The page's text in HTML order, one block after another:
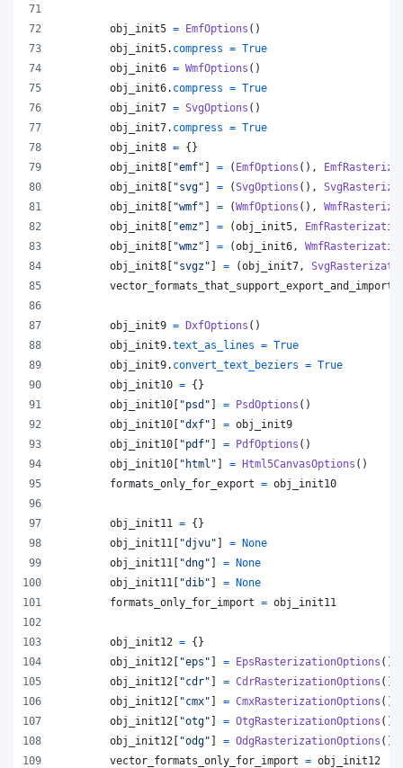
obj_init5 = EmfOptions ()
obj_init5. compress = True
obj_init6 = WmfOptions ()
obj_init6. compress = True
obj_init7 = SvgOptions ()
obj_init7. compress = True
obj_init8 = {}
obj_init8 [ "emf" ] = ( EmfOptions (),
obj_init8 [ "svg" ] = (SvgOptions (),
obj_init8 [ "wmf" ] = (WmfOptions (),
obj_init8 [ "emz" ] = (obj_init5 ,
obj_init8 [ "wmz" ] = (obj_init6 ,
obj_init8 [ "svgz" ] = (obj_init7 ,
vector_formats_that_support_export_and_import
obj_init9 = DxfOptions ()
obj_init9.text_as_lines = True
obj_init9. convert_text_beziers = True
obj_init10 = {}
obj_init10 [ "psd" ] = PsdOptions ()
obj_init10 [ "dxf" ] = obj_init9
obj_init10 [ "pdf" ] = PdfOptions ()
obj_init10 [ "html" ] = Html5CanvasOptions ()
formats_only_for_export = obj_init10
obj_init11 = {}
obj_init11 [ "djvu" ] = None
obj_init11 [ "dng" ] = None
obj_init11 [ "dib" ] = None
formats_only_for_import = obj_init11
obj_init12 = {}
obj_init12 [ "eps" ] = EpsRasterizationOptions ()
obj_init12 [ "cdr" ] = CdrRasterizationOptions ()
obj_init12 [ "cmx" ] = CmxRasterizationOptions ()
obj_init12 [ "otg" ] = OtgRasterizationOptions ()
obj_init12 [ "odg" ] = OdgRasterizationOptions ()
vector_formats_only_for_import = obj_init12